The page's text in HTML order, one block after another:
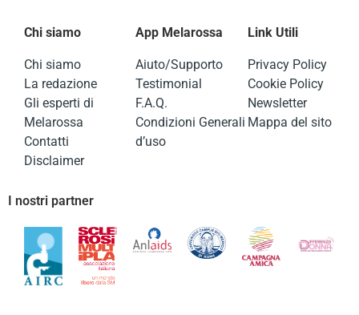
Chi siamo
Chi siamo
La redazione
Gli esperti di
Melarossa
Contatti
Disclaimer
App Melarossa
Aiuto/Supporto
Testimonial
F.A.Q.
Condizioni Generali
d’uso
Link Utili
Privacy Policy
Cookie Policy
Newsletter
Mappa del sito
I nostri partner